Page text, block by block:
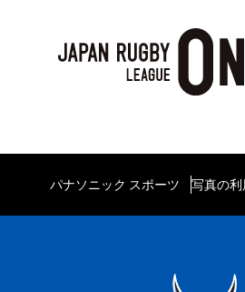
パナソニック スポーツ 写真の